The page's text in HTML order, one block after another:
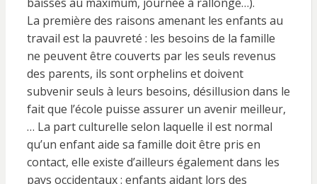
La première des raisons amenant les enfants au
travail est la pauvreté : les besoins de la famille
ne peuvent être couverts par les seuls revenus
des parents, ils sont orphelins et doivent
subvenir seuls à leurs besoins, désillusion dans le
fait que l’école puisse assurer un avenir meilleur,
… La part culturelle selon laquelle il est normal
qu’un enfant aide sa famille doit être pris en
contact, elle existe d’ailleurs également dans les
pays occidentaux : enfants aidant lors des